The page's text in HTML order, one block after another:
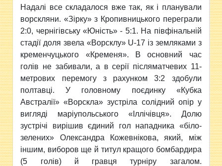
Надалі все складалося вже так, як і планували
ворскляни. «Зірку» з Кропивницького переграли
2:0, чернігівську «Юність» - 5:1. На півфінальній
стадії доля звела «Ворсклу» U-17 із земляками з
кременчуцького «Кременя». В основний час
голів не забивали, а в серії післяматчевих 11-
метрових перемогу з рахунком 3:2 здобули
полтавці. У головному поєдинку «Кубка
Австралії» «Ворскла» зустріла солідний опір у
вигляді маріупольського «Іллічівця». Долю
зустрічі вирішив єдиний гол нападника «біло-
зелених» Олександра Кожевнікова, який, між
іншим, виборов ще й титул кращого бомбардира
(5 голів) й гравця турніру загалом.